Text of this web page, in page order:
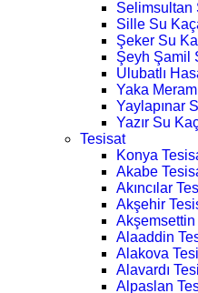
Selimsultan
Sille Su
Şeker Su
Şeyh Şamil
Ulubatlı
Yaka
Yaylapınar
Yazır Su
Tesisat
Konya
Akabe
Akıncılar
Akşehir
Akşemsettin
Alaaddin
Alakova
Alavardı
Alpaslan